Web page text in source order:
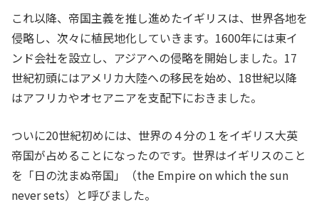
これ以降、帝国主義を推し進めたイギリスは、世界各地を
侵略し、次々に植民地化していきます。1600年には東イ
ンド会社を設立し、アジアへの侵略を開始しました。17
世紀初頭にはアメリカ大陸への移民を始め、18世紀以降
はアフリカやオセアニアを支配下におきました。
ついに20世紀初めには、世界の４分の１をイギリス大英
帝国が占めることになったのです。世界はイギリスのこと
を「日の沈まぬ帝国」（the Empire on which the sun
never sets）と呼びました。